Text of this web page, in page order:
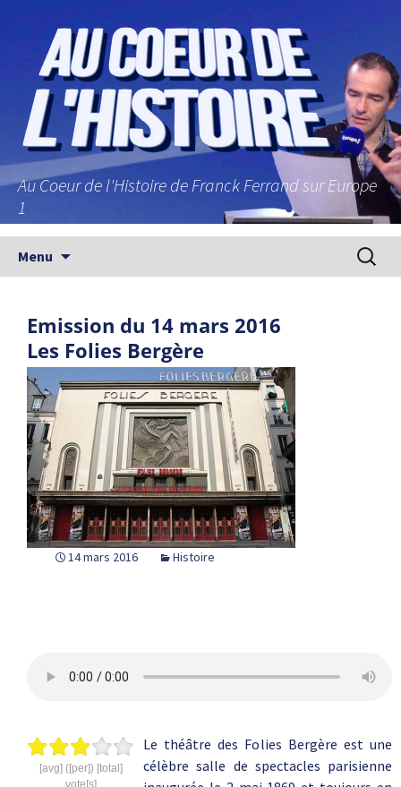
Au Coeur de l'Histoire de Franck Ferrand sur Europe
1
Menu
Emission du 14 mars 2016
Les Folies Bergère
14 mars 2016 Histoire
[avg] ([per]) [total]
vote[s]
Le théâtre des Folies Bergère est une
célèbre salle de spectacles parisienne